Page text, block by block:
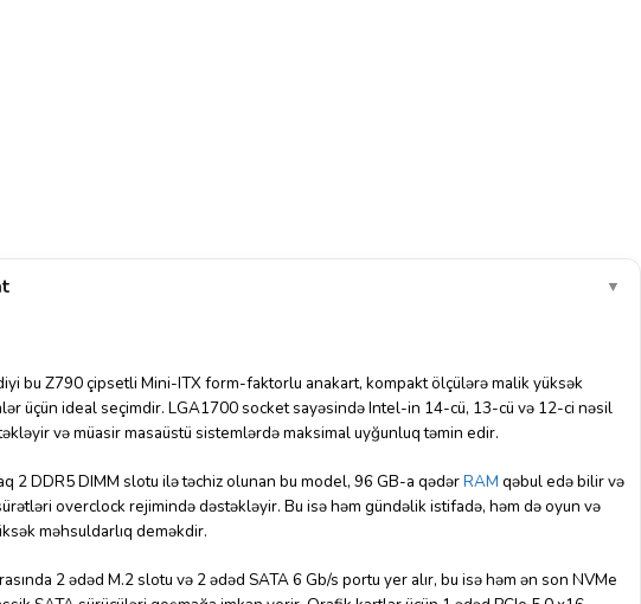
▼
bu Z790 çipsetli Mini-ITX form-faktorlu anakart, kompakt ölçülərə malik yüksək
üçün ideal seçimdir. LGA1700 socket sayəsində Intel-in 14-cü, 13-cü və 12-ci nəsil
və müasir masaüstü sistemlərdə maksimal uyğunluq təmin edir.
2 DDR5 DIMM slotu ilə təchiz olunan bu model, 96 GB-a qədərRAM qəbul edə bilir və
overclock rejimində dəstəkləyir. Bu isə həm gündəlik istifadə, həm də oyun və
məhsuldarlıq deməkdir.
2 ədəd M.2 slotu və 2 ədəd SATA 6 Gb/s portu yer alır, bu isə həm ən son NVMe